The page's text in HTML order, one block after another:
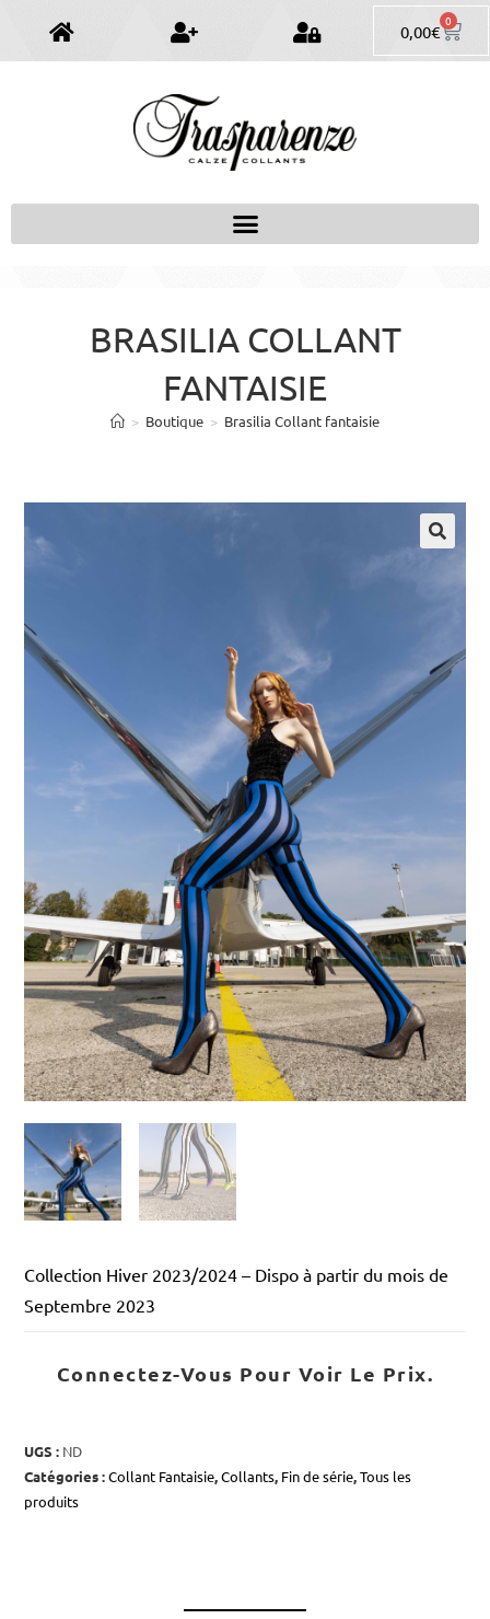
0,00€ 0
BRASILIA COLLANT
FANTAISIE
> Boutique > Brasilia Collant fantaisie
Collection Hiver 2023/2024 – Dispo à partir du mois de
Septembre 2023
Connectez-Vous Pour Voir Le Prix.
UGS : ND
Catégories :Collant Fantaisie,Collants, Fin de série,Tous les
produits